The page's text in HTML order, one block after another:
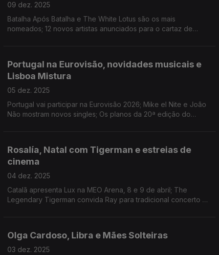
09 dez. 2025
Batalha Após Batalha e The White Lotus são os mais
nomeados; 12 novos artistas anunciados para o cartaz de
Portugal na Eurovisão, novidades musicais e
Lisboa Mistura
05 dez. 2025
Portugal vai participar na Eurovisão 2026; Mike el Nite e João
Não mostram novos singles; Os planos da 20ª edição do
Rosalía, Natal com Tigerman e estreias de
cinema
04 dez. 2025
Catalã apresenta Lux na MEO Arena, 8 e 9 de abril; The
Legendary Tigerman convida Ray para tradicional concerto de
Olga Cardoso, Libra e Mães Solteiras
03 dez. 2025